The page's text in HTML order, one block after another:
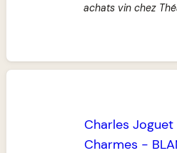
achats vin chez
Charles Joguet
Charmes -